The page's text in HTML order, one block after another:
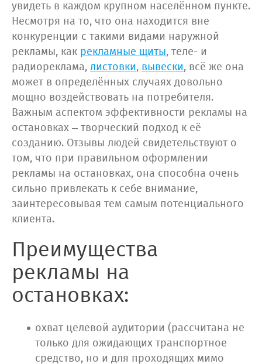
увидеть в каждом крупном населённом пункте.
Несмотря на то, что она находится вне
конкуренции с такими видами наружной
рекламы, как рекламные щиты, теле- и
радиореклама,листовки,вывески, всё же она
может в определённых случаях довольно
мощно воздействовать на потребителя.
Важным аспектом эффективности рекламы на
остановках – творческий подход к её
созданию. Отзывы людей свидетельствуют о
том, что при правильном оформлении
рекламы на остановках, она способна очень
сильно привлекать к себе внимание,
заинтересовывая тем самым потенциального
клиента.
Преимущества
рекламы на
остановках:
охват целевой аудитории (рассчитана не
только для ожидающих транспортное
средство, но и для проходящих мимо